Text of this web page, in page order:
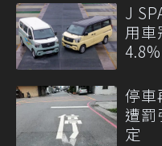
J
用車
4.8%
停車
遭罰
定